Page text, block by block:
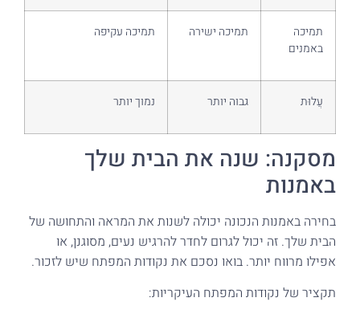
תמיכה
באמנים
תמיכה ישירה תמיכה עקיפה
עֲלוּת גבוה יותר נמוך יותר
מסקנה: שנה את הבית שלך
באמנות
בחירה באמנות הנכונה יכולה לשנות את המראה והתחושה של
הבית שלך. זה יכול לגרום לחדר להרגיש נעים, מסוגנן, או
אפילו מרווח יותר. בואו נסכם את נקודות המפתח שיש לזכור.
תקציר של נקודות המפתח העיקריות: